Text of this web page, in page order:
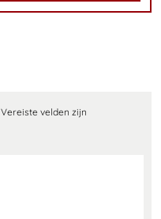
Vereiste velden zijn